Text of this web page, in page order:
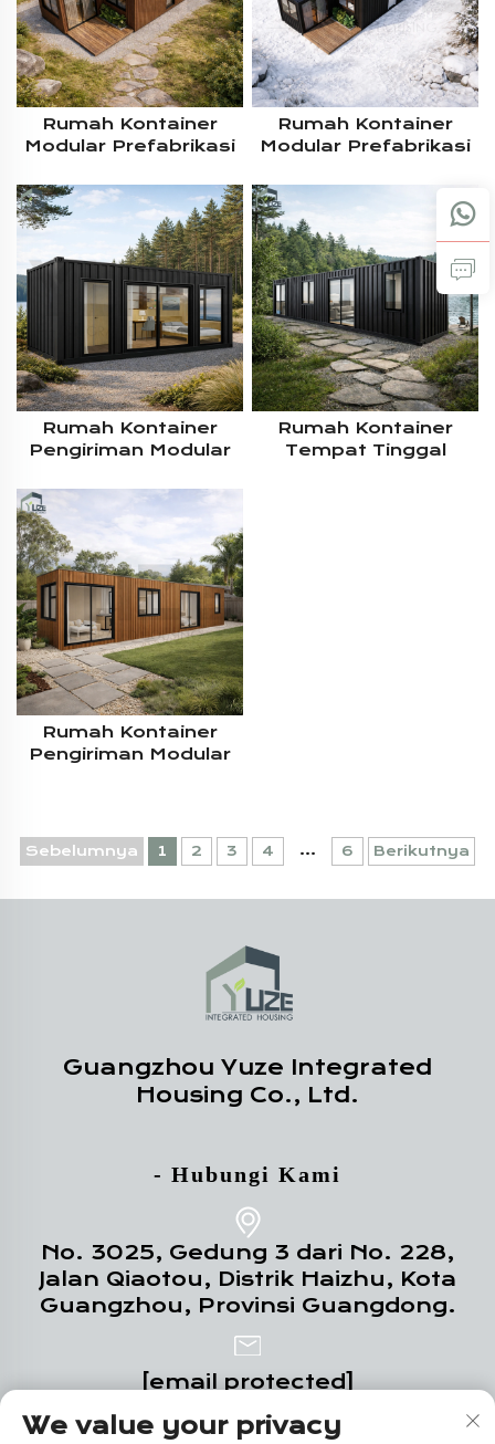
Rumah Kontainer
Modular Prefabrikasi
Tata Letak Kustom
Mewah, 3 Kamar
Tidur, 2×40 Kaki,
Dengan Pelapis
Dinding Eksterior WPC
Rumah Kontainer
Modular Prefabrikasi
Modern, Dua Unit 40
Kaki, 2 Kamar Tidur,
Untuk Hunian
Rumah Kontainer
Pengiriman Modular
Kaki Dengan Tata
Letak Kustom Dan
Desain Modern
Rumah Kontainer
Tempat Tinggal
Rumah Kontainer
Pengiriman Modular
Dapat Disesuaikan,
Keamanan Terjamin,
Sebelumnya 1 2 3 4 ... 6 Berikutnya
Guangzhou Yuze Integrated
Housing Co., Ltd.
- Hubungi Kami
No. 3025, Gedung 3 dari No. 228,
Jalan Qiaotou, Distrik Haizhu, Kota
Guangzhou, Provinsi Guangdong.
[email protected]
We value your privacy